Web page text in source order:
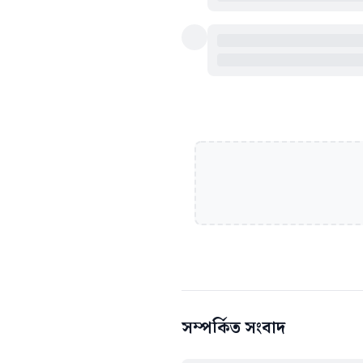
সম্পর্কিত সংবাদ